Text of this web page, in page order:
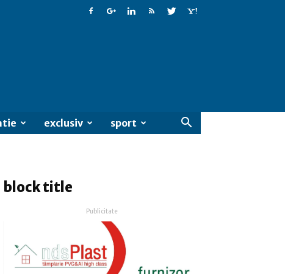
exclusiv sport
block title
Publicitate